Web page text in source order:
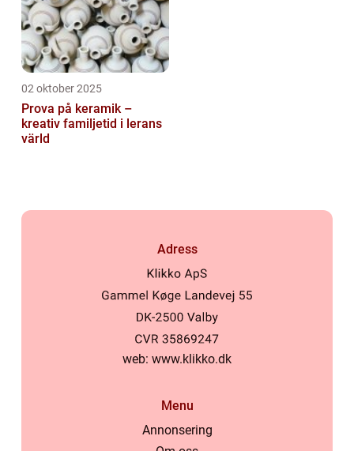
02 oktober 2025
Prova på keramik –
kreativ familjetid i lerans
värld
Adress
web: www.klikko.dk
Menu
Annonsering